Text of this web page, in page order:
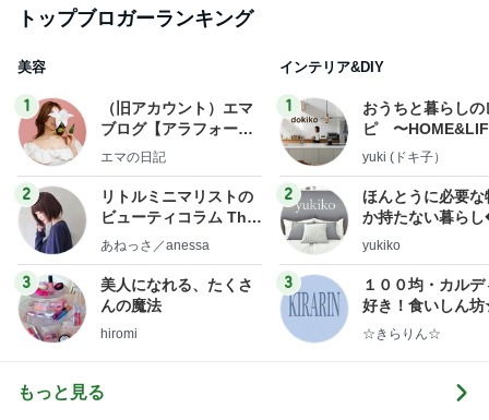
トップブロガーランキング
美容
1
（旧アカウント）エマ
ブログ【アラフォー会
社売却セカンドライ
エマの日記
2
リトルミニマリストの
ビューティコラム The
little minimalist's bea
あねっさ／anessa
3
美人になれる、たくさ
んの魔法
hiromi
インテリア&DIY
1
おうちと暮らしの
ピ 〜
yuki (ドキ子）
2
ほんとうに必要な
か持たない暮ら
ep Life Simple◆
yukiko
3
１００均・カルデ
好き！食いしん
らりん☆のブログ
☆きらりん☆
もっと見る